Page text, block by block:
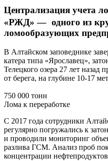
Централизация учета
«РЖД» — одного из
ломообразующих
В Алтайском заповеднике
катера типа «Ярославец»,
Телецкого озера 27 лет назад
от берега, на глубине 10-17
750 000 тонн
Лома к переработке
С 2017 года сотрудники
регулярно погружались к
и проводили мониторинг
разлива ГСМ. Анализ проб
концентрации